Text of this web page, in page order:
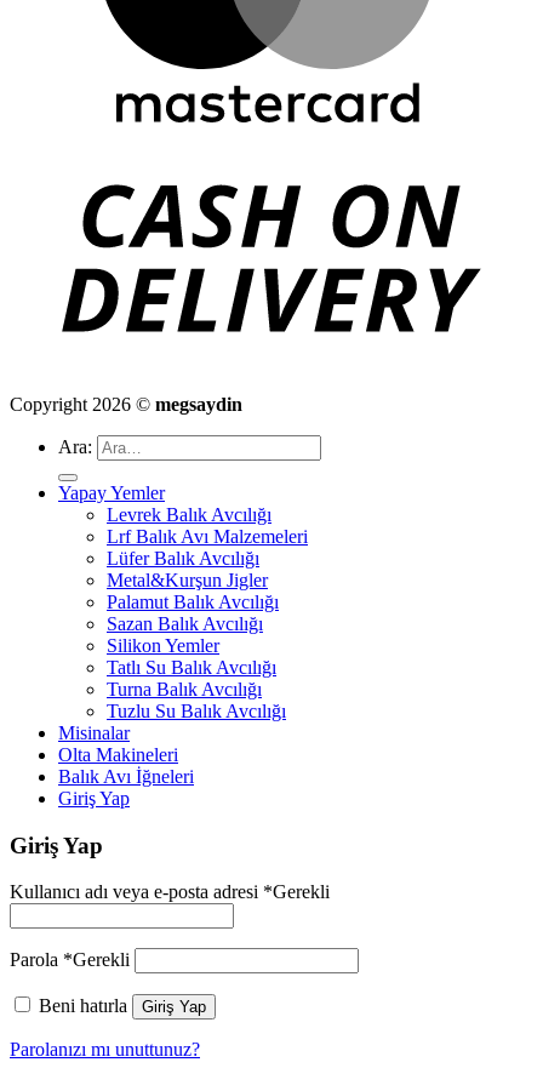
Copyright 2026 © megsaydin
Ara:
Yapay Yemler
Levrek Balık Avcılığı
Lrf Balık Avı Malzemeleri
Lüfer Balık Avcılığı
Metal&Kurşun Jigler
Palamut Balık Avcılığı
Sazan Balık Avcılığı
Silikon Yemler
Tatlı Su Balık Avcılığı
Turna Balık Avcılığı
Tuzlu Su Balık Avcılığı
Misinalar
Olta Makineleri
Balık Avı İğneleri
Giriş Yap
Giriş Yap
Kullanıcı adı veya e-posta adresi *Gerekli
Parola *Gerekli
Beni hatırla Giriş Yap
Parolanızı mı unuttunuz?